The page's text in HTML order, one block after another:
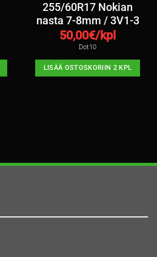
255/60R17 Nokian
nasta 7-8mm / 3V1-3
50,00€/kpl
Dot10
LISÄÄ OSTOSKORIIN 2 KPL